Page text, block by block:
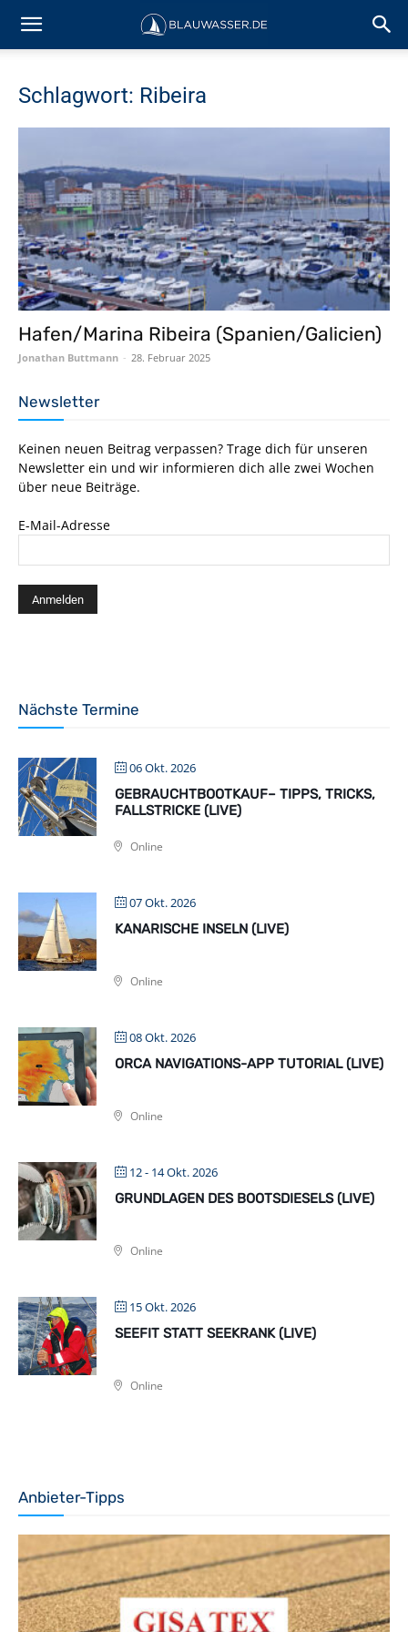
Schlagwort: Ribeira
Hafen/Marina Ribeira (Spanien/Galicien)
Jonathan Buttmann - 28. Februar 2025
Newsletter
Keinen neuen Beitrag verpassen? Trage dich für unseren
Newsletter ein und wir informieren dich alle zwei Wochen
über neue Beiträge.
E-Mail-Adresse
Nächste Termine
06 Okt. 2026
GEBRAUCHTBOOTKAUF– TIPPS, TRICKS,
FALLSTRICKE (LIVE)
Online
07 Okt. 2026
KANARISCHE INSELN (LIVE)
Online
08 Okt. 2026
ORCA NAVIGATIONS-APP TUTORIAL (LIVE)
Online
12 - 14 Okt. 2026
GRUNDLAGEN DES BOOTSDIESELS (LIVE)
Online
15 Okt. 2026
SEEFIT STATT SEEKRANK (LIVE)
Online
Anbieter-Tipps